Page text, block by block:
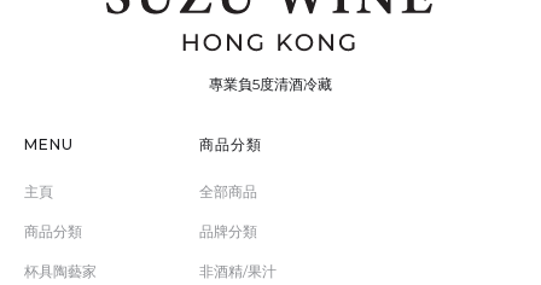
專業負5度清酒冷藏
MENU
主頁
商品分類
杯具陶藝家
商品分類
全部商品
品牌分類
非酒精/果汁